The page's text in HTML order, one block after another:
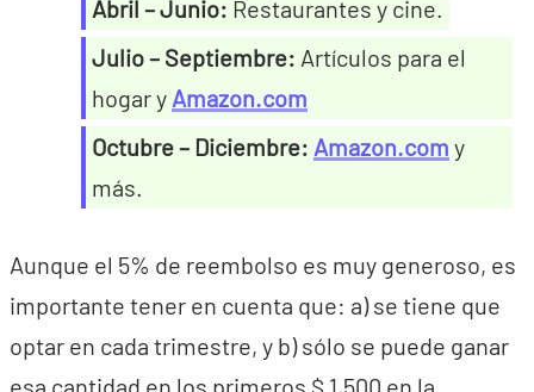
Abril – Junio: Restaurantes y cine.
Julio – Septiembre: Artículos para el
hogar y Amazon.com
Octubre – Diciembre: Amazon.com y
más.
Aunque el 5% de reembolso es muy generoso, es
importante tener en cuenta que: a) se tiene que
optar en cada trimestre, y b) sólo se puede ganar
esa cantidad en los primeros $ 1,500 en la